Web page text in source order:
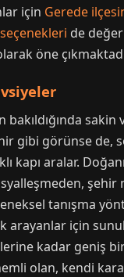
için Gerede
de
öne
bakıldığında sakin
gibi görünse de,
kapı aralar.
şehir
tanışma
arayanlar için
kadar geniş
olan, kendi